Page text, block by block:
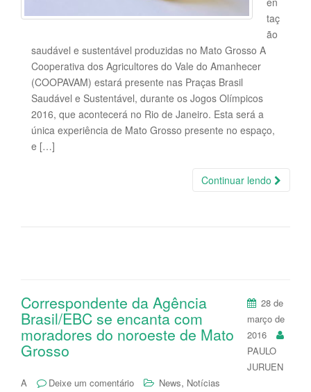
taç
ão
saudável e sustentável produzidas no Mato Grosso A
Cooperativa dos Agricultores do Vale do Amanhecer
(COOPAVAM) estará presente nas Praças Brasil
Saudável e Sustentável, durante os Jogos Olímpicos
2016, que acontecerá no Rio de Janeiro. Esta será a
única experiência de Mato Grosso presente no espaço,
e […]
Continuar lendo
Correspondente da Agência
Brasil/EBC se encanta com
moradores do noroeste de Mato
Grosso
28 de
março de
2016
PAULO
JURUEN
A
Deixe um comentário News, Notícias